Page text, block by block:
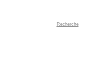
Recherche